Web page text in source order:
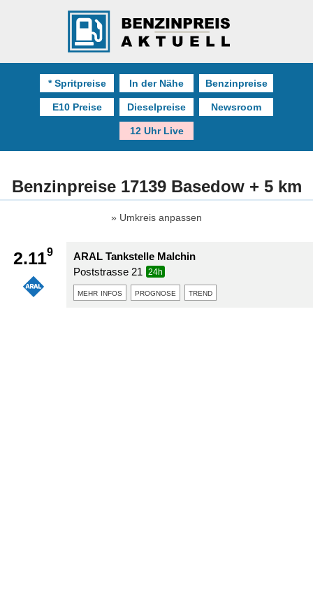
* Spritpreise In der Nähe Benzinpreise
E10 Preise Dieselpreise Newsroom
12 Uhr Live
Benzinpreise 17139 Basedow + 5 km
Umkreis anpassen
2.119
ARAL Tankstelle Malchin
Poststrasse 21
24h
mehr infos prognose trend